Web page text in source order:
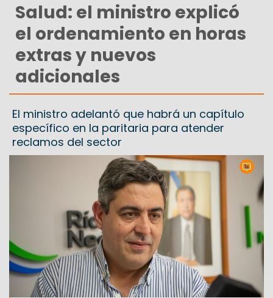
Salud: el ministro explicó
el ordenamiento en horas
extras y nuevos
adicionales
El ministro adelantó que habrá un capítulo
específico en la paritaria para atender
reclamos del sector